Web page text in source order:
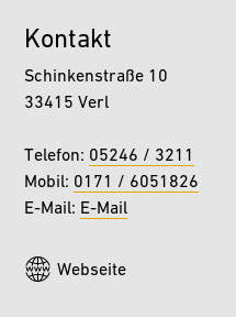
Kontakt
Schinkenstraße 10
33415 Verl
Telefon: 05246 / 3211
Mobil: 0171 / 6051826
E-Mail: E-Mail
Webseite